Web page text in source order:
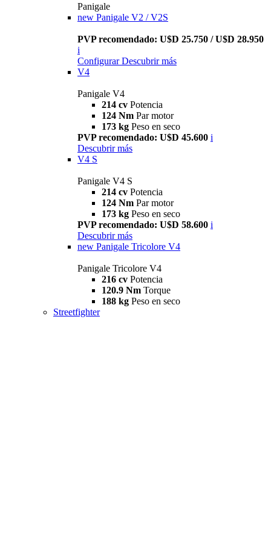
Panigale
new Panigale V2 / V2S
PVP recomendado: U$D 25.750 / U$D 28.950
i
Configurar Descubrir más
V4
Panigale V4
214 cv Potencia
124 Nm Par motor
173 kg Peso en seco
PVP recomendado: U$D 45.600 i
Descubrir más
V4 S
Panigale V4 S
214 cv Potencia
124 Nm Par motor
173 kg Peso en seco
PVP recomendado: U$D 58.600 i
Descubrir más
new Panigale Tricolore V4
Panigale Tricolore V4
216 cv Potencia
120.9 Nm Torque
188 kg Peso en seco
Streetfighter